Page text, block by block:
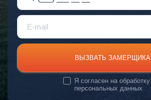
ВЫЗВАТЬ ЗАМЕРЩИКА
Я согласен наобработку
персональных данных